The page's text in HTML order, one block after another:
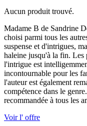
Aucun produit trouvé.
Madame B de Sandrine
choisi parmi tous les
suspense et d'intrigues,
haleine jusqu'à la fin. Les
l'intrigue est
incontournable pour les
l'auteur est également
compétence dans le
recommandée à tous les
Voir l' offre